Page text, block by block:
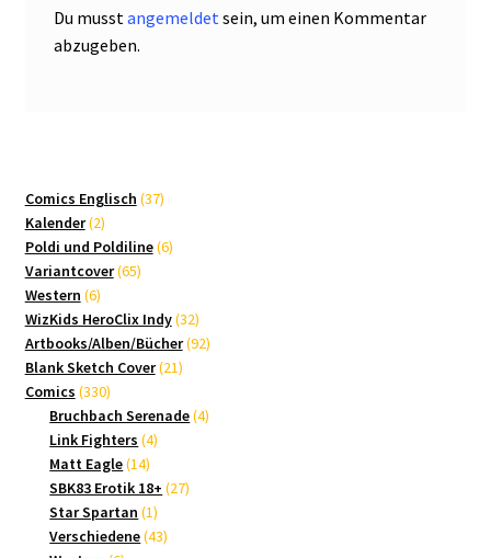
Du musst angemeldet sein, um einen Kommentar
abzugeben.
Comics Englisch 3737
Kalender 22
Produkte
Poldi und Poldiline 66
Variantcover 6565
Western 66
Produkte
WizKids HeroClix Indy 3232
Produkte
Artbooks/Alben/Bücher 9292
Blank Sketch Cover 2121
Comics 330330
Produkte
Bruchbach Serenade 44
Link Fighters 44
Matt Eagle 1414
Produkte
SBK83 Erotik 18+ 2727
Star Spartan 11
Produkt
Verschiedene 4343